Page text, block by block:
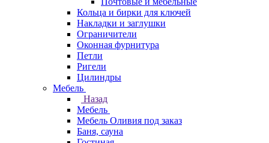
Кольца и бирки для ключей
Накладки и заглушки
Ограничители
Оконная фурнитура
Петли
Ригели
Цилиндры
Мебель
Назад
Мебель
Мебель Оливия под заказ
Баня, сауна